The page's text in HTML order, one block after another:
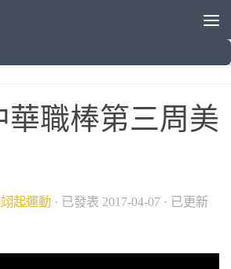
華職棒第三周美
起運動 · 已發表 2017-04-07 · 已更新